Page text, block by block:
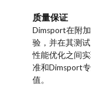
质量保证
Dimsport在附
验，并在其测
性能优化之间
准和Dimsport
值。